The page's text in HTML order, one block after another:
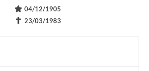
04/12/1905
✝ 23/03/1983